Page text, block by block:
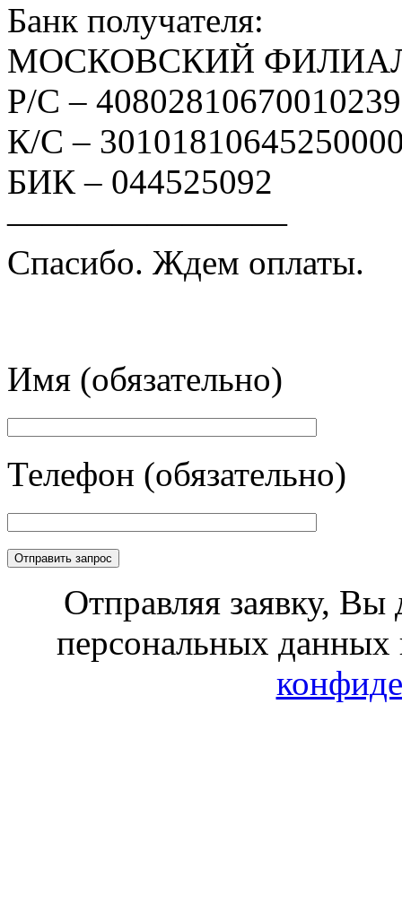
Банк получателя:
МОСКОВСКИЙ
Р/С –
К/С –
БИК – 044525092
————————
Спасибо. Ждем оплаты.
Имя (обязательно)
Телефон (обязательно)
Отправляя заявку, Вы
персональных данных